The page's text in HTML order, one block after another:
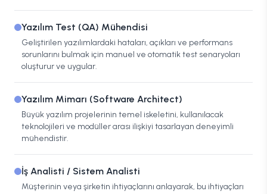
Yazılım Test (QA) Mühendisi
Geliştirilen yazılımlardaki hataları, açıkları ve performans
sorunlarını bulmak için manuel ve otomatik test senaryoları
oluşturur ve uygular.
Yazılım Mimarı (Software Architect)
Büyük yazılım projelerinin temel iskeletini, kullanılacak
teknolojileri ve modüller arası ilişkiyi tasarlayan deneyimli
mühendistir.
İş Analisti / Sistem Analisti
Müşterinin veya şirketin ihtiyaçlarını anlayarak, bu ihtiyaçları